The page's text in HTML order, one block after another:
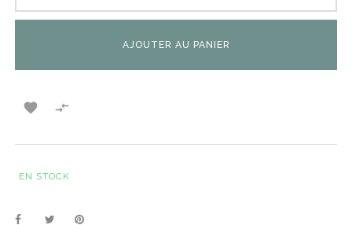
AJOUTER AU PANIER
 
EN STOCK